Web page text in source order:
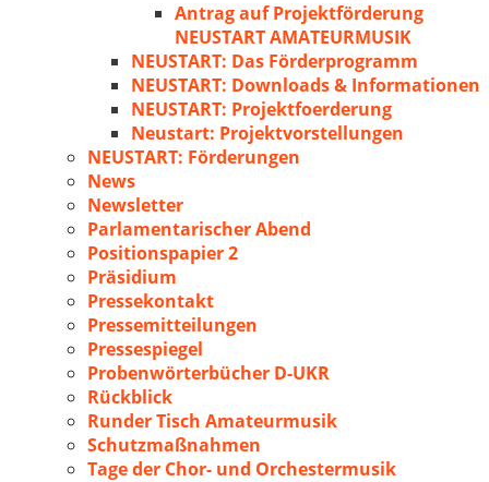
Antrag auf Projektförderung
NEUSTART AMATEURMUSIK
NEUSTART: Das Förderprogramm
NEUSTART: Downloads & Informationen
NEUSTART: Projektfoerderung
Neustart: Projektvorstellungen
NEUSTART: Förderungen
News
Newsletter
Parlamentarischer Abend
Positionspapier 2
Präsidium
Pressekontakt
Pressemitteilungen
Pressespiegel
Probenwörterbücher D-UKR
Rückblick
Runder Tisch Amateurmusik
Schutzmaßnahmen
Tage der Chor- und Orchestermusik